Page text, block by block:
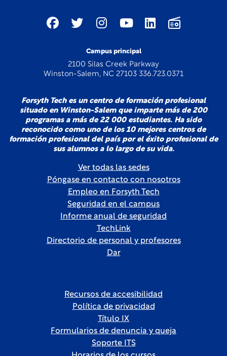
Campus principal
2100 Silas Creek Parkway
Winston-Salem, NC 27103 336.723.0371
Forsyth Tech es un centro de formación profesional
situado en Winston-Salem que imparte más de 200
programas a más de 22 000 estudiantes. Ha sido
reconocido como uno de los 10 mejores centros de
formación profesional del país por el éxito profesional de
sus alumnos a lo largo de su vida.
Ver todas las sedes
Póngase en contacto con nosotros
Empleo en Forsyth Tech
Seguridad en el campus
Informe anual de seguridad
TechLink
Directorio de personal y profesores
Dar
Recursos de accesibilidad
Política de privacidad
Título IX
Formularios de denuncia y queja
Soporte ITS